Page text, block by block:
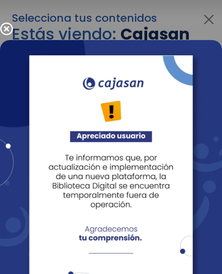
Selecciona tus contenidos
Estás viendo:Cajasan
corporativo
Para cambiar al contenido de tu interés más
adelante recuerda utilizar el menú